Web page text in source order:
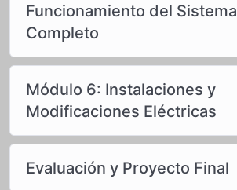
Funcionamiento del Sistema
Completo
Módulo 6: Instalaciones y
Modificaciones Eléctricas
Evaluación y Proyecto Final